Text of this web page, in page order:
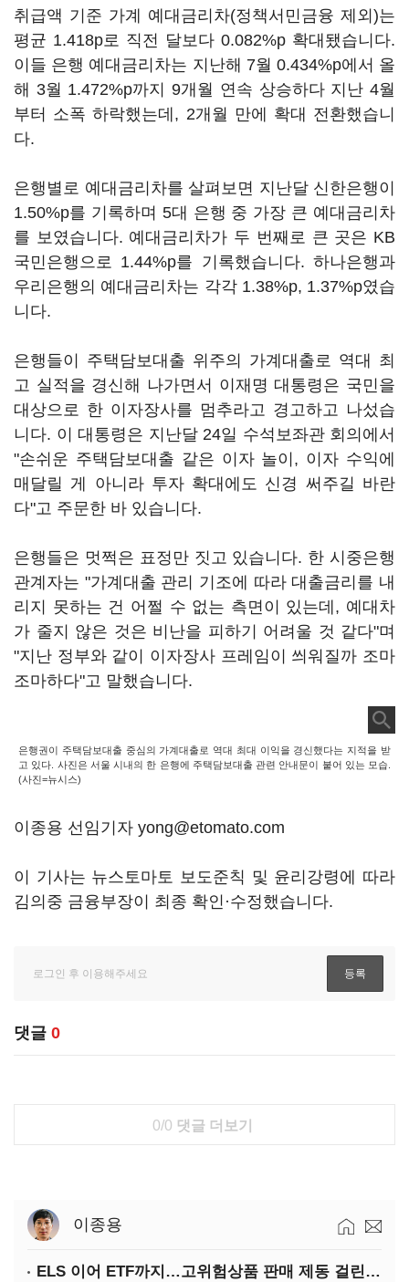
취급액 기준 가계 예대금리차(정책서민금융 제외)는
평균 1.418p로 직전 달보다 0.082%p 확대됐습니다.
이들 은행 예대금리차는 지난해 7월 0.434%p에서 올
해 3월 1.472%p까지 9개월 연속 상승하다 지난 4월
부터 소폭 하락했는데, 2개월 만에 확대 전환했습니
다.
은행별로 예대금리차를 살펴보면 지난달 신한은행이
1.50%p를 기록하며 5대 은행 중 가장 큰 예대금리차
를 보였습니다. 예대금리차가 두 번째로 큰 곳은 KB
국민은행으로 1.44%p를 기록했습니다. 하나은행과
우리은행의 예대금리차는 각각 1.38%p, 1.37%p였습
니다.
은행들이 주택담보대출 위주의 가계대출로 역대 최
고 실적을 경신해 나가면서 이재명 대통령은 국민을
대상으로 한 이자장사를 멈추라고 경고하고 나섰습
니다. 이 대통령은 지난달 24일 수석보좌관 회의에서
"손쉬운 주택담보대출 같은 이자 놀이, 이자 수익에
매달릴 게 아니라 투자 확대에도 신경 써주길 바란
다"고 주문한 바 있습니다.
은행들은 멋쩍은 표정만 짓고 있습니다. 한 시중은행
관계자는 "가계대출 관리 기조에 따라 대출금리를 내
리지 못하는 건 어쩔 수 없는 측면이 있는데, 예대차
가 줄지 않은 것은 비난을 피하기 어려울 것 같다"며
"지난 정부와 같이 이자장사 프레임이 씌워질까 조마
조마하다"고 말했습니다.
은행권이 주택담보대출 중심의 가계대출로 역대 최대 이익을 경신했다는 지적을 받
고 있다. 사진은 서울 시내의 한 은행에 주택담보대출 관련 안내문이 붙어 있는 모습.
(사진=뉴시스)
이종용 선임기자 yong@etomato.com
이 기사는 뉴스토마토 보도준칙 및 윤리강령에 따라
김의중 금융부장이 최종 확인·수정했습니다.
댓글 0
0/0 댓글 더보기
이종용
ELS 이어 ETF까지…고위험상품 판매 제동 걸린 은행